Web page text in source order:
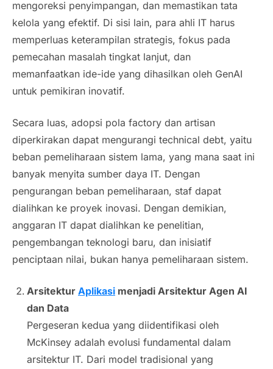
mengoreksi penyimpangan, dan memastikan tata
kelola yang efektif. Di sisi lain, para ahli IT harus
memperluas keterampilan strategis, fokus pada
pemecahan masalah tingkat lanjut, dan
memanfaatkan ide-ide yang dihasilkan oleh GenAI
untuk pemikiran inovatif.
Secara luas, adopsi pola factory dan artisan
diperkirakan dapat mengurangi technical debt, yaitu
beban pemeliharaan sistem lama, yang mana saat ini
banyak menyita sumber daya IT. Dengan
pengurangan beban pemeliharaan, staf dapat
dialihkan ke proyek inovasi. Dengan demikian,
anggaran IT dapat dialihkan ke penelitian,
pengembangan teknologi baru, dan inisiatif
penciptaan nilai, bukan hanya pemeliharaan sistem.
Arsitektur Aplikasi menjadi Arsitektur Agen AI
dan Data
Pergeseran kedua yang diidentifikasi oleh
McKinsey adalah evolusi fundamental dalam
arsitektur IT. Dari model tradisional yang